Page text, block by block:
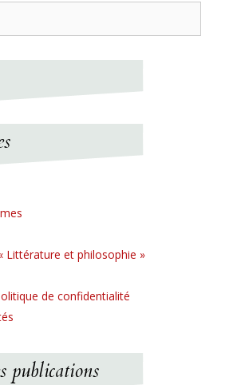
Littérature et philosophie »
de confidentialité
publications